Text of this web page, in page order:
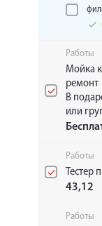
Работы
Мойка
ремонт
В
или
Работы
Тестер
43,12
Работы